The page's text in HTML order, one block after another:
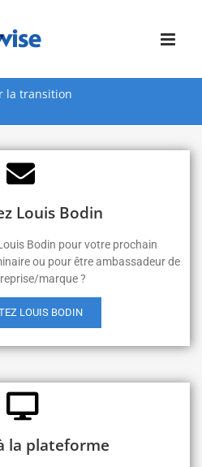
la transition
Louis Bodin
Bodin pour votre prochain
ou pour être ambassadeur de
marque ?
LOUIS BODIN
la plateforme